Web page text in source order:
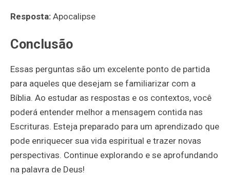
Resposta: Apocalipse
Conclusão
Essas perguntas são um excelente ponto de partida
para aqueles que desejam se familiarizar com a
Bíblia. Ao estudar as respostas e os contextos, você
poderá entender melhor a mensagem contida nas
Escrituras. Esteja preparado para um aprendizado que
pode enriquecer sua vida espiritual e trazer novas
perspectivas. Continue explorando e se aprofundando
na palavra de Deus!